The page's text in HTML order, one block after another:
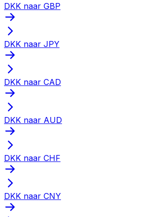
DKK naar GBP
DKK naar JPY
DKK naar CAD
DKK naar AUD
DKK naar CHF
DKK naar CNY